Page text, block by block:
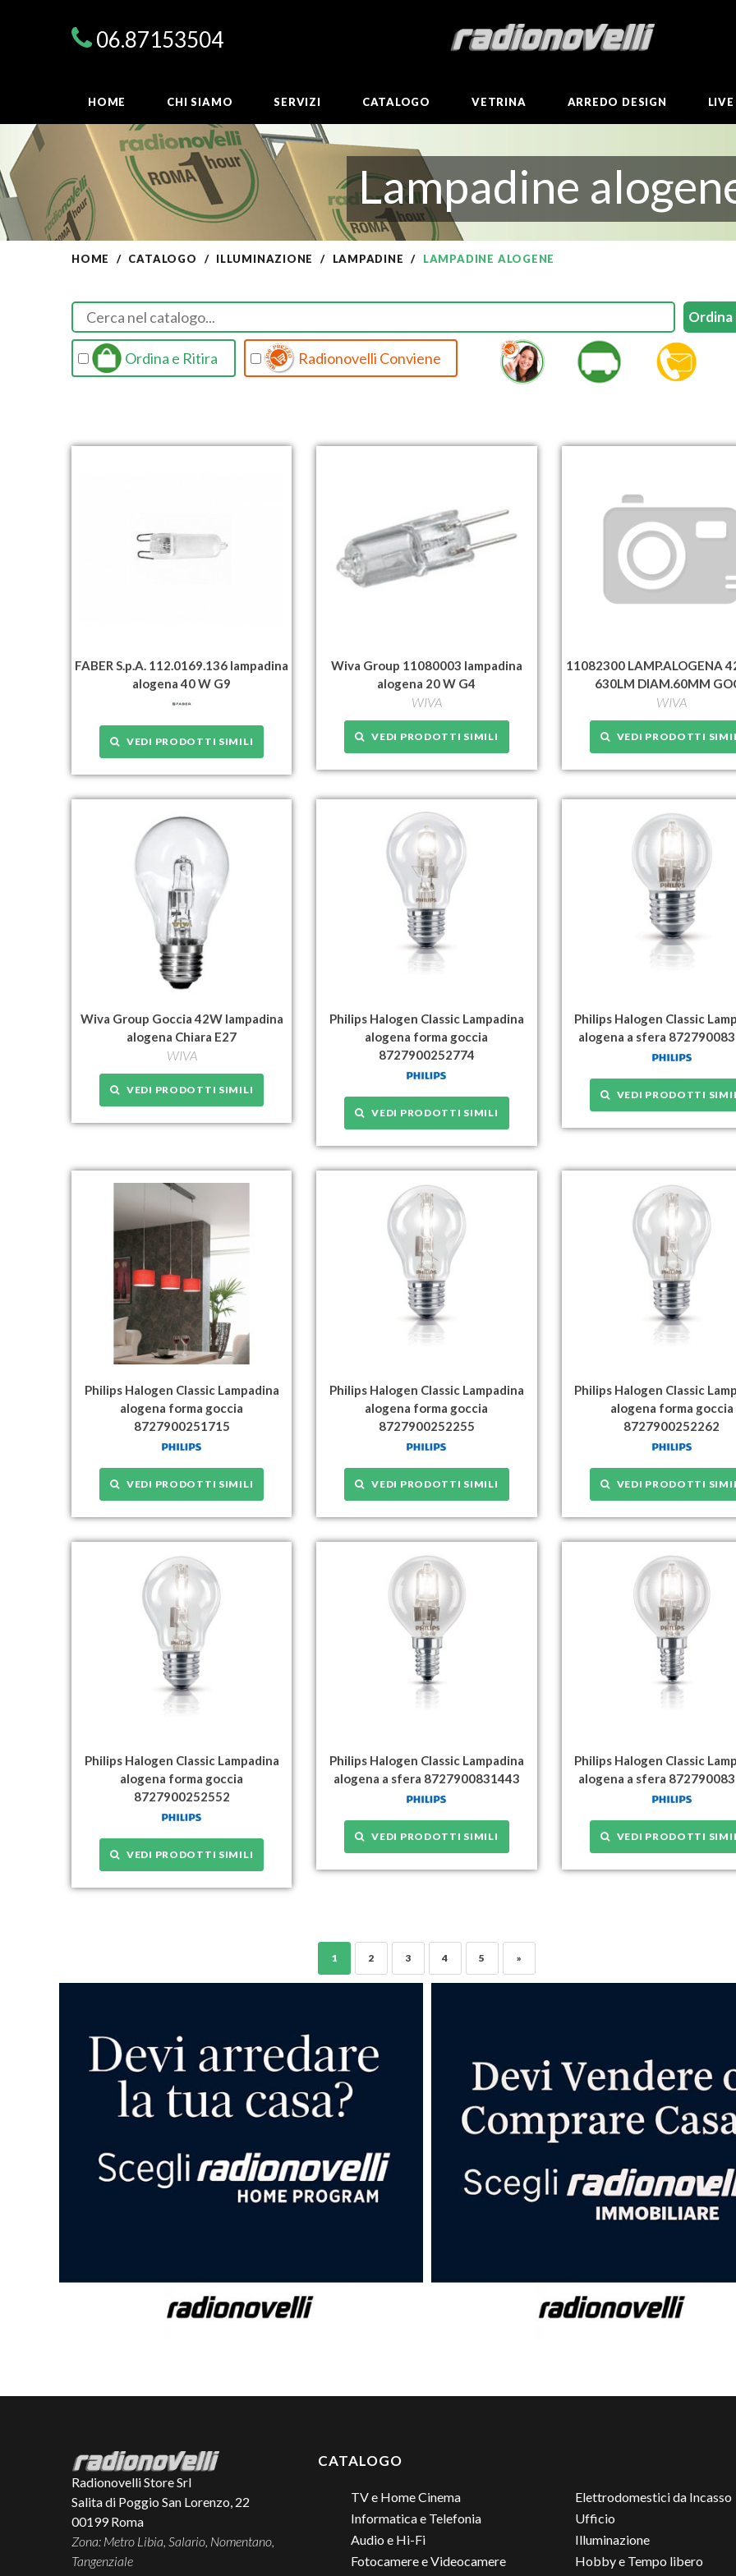
06.87153504
HOME CHI SIAMO SERVIZI CATALOGO VETRINA ARREDO DESIGN
Lampadine
HOME CATALOGO ILLUMINAZIONE LAMPADINE LAMPADINE ALOGENE
Ordina e Ritira Radionovelli Conviene
FABER S.p.A. 112.0169.136 lampadina
alogena 40 W G9
VEDI PRODOTTI SIMILI
Wiva Group 11080003 lampadina
alogena 20 W G4
WIVA
VEDI PRODOTTI SIMILI
11082300 LAMP.ALOGENA
630LM DIAM.60MM
WIVA
VEDI PRODOTTI
Wiva Group Goccia 42W lampadina
alogena Chiara E27
WIVA
VEDI PRODOTTI SIMILI
Philips Halogen Classic Lampadina
alogena forma goccia
8727900252774
VEDI PRODOTTI SIMILI
Philips Halogen Classic
alogena a sfera
VEDI PRODOTTI
Philips Halogen Classic Lampadina
alogena forma goccia
8727900251715
VEDI PRODOTTI SIMILI
Philips Halogen Classic Lampadina
alogena forma goccia
8727900252255
VEDI PRODOTTI SIMILI
Philips Halogen Classic
alogena forma goccia
8727900252262
VEDI PRODOTTI
Philips Halogen Classic Lampadina
alogena forma goccia
8727900252552
VEDI PRODOTTI SIMILI
Philips Halogen Classic Lampadina
alogena a sfera 8727900831443
VEDI PRODOTTI SIMILI
Philips Halogen Classic
alogena a sfera
VEDI PRODOTTI
1 2 3 4 5 »
Radionovelli Store Srl
Salita di Poggio San Lorenzo, 22
00199 Roma
Zona: Metro Libia, Salario, Nomentano,
Tangenziale
CATALOGO
TV e Home Cinema
Informatica e Telefonia
Audio e Hi-Fi
Fotocamere e Videocamere
Elettrodomestici da Incasso
Ufficio
Illuminazione
Hobby e Tempo libero